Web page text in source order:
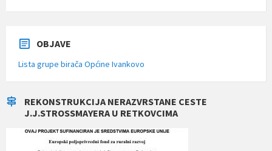
OBJAVE
Lista grupe birača Općine Ivankovo
REKONSTRUKCIJA NERAZVRSTANE CESTE
J.J.STROSSMAYERA U RETKOVCIMA